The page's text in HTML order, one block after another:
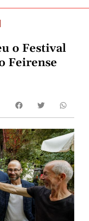
o Festival
Feirense